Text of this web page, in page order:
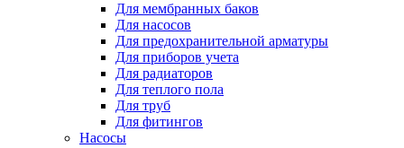
Для мембранных баков
Для насосов
Для предохранительной арматуры
Для приборов учета
Для радиаторов
Для теплого пола
Для труб
Для фитингов
Насосы